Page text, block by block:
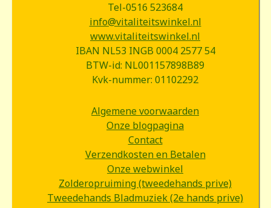
Tel-0516 523684
info@vitaliteitswinkel.nl
www.vitaliteitswinkel.nl
IBAN NL53 INGB 0004 2577 54
BTW-id: NL001157898B89
Kvk-nummer: 01102292
Algemene voorwaarden
Onze blogpagina
Contact
Verzendkosten en Betalen
Onze webwinkel
Zolderopruiming (tweedehands prive)
Tweedehands Bladmuziek (2e hands prive)